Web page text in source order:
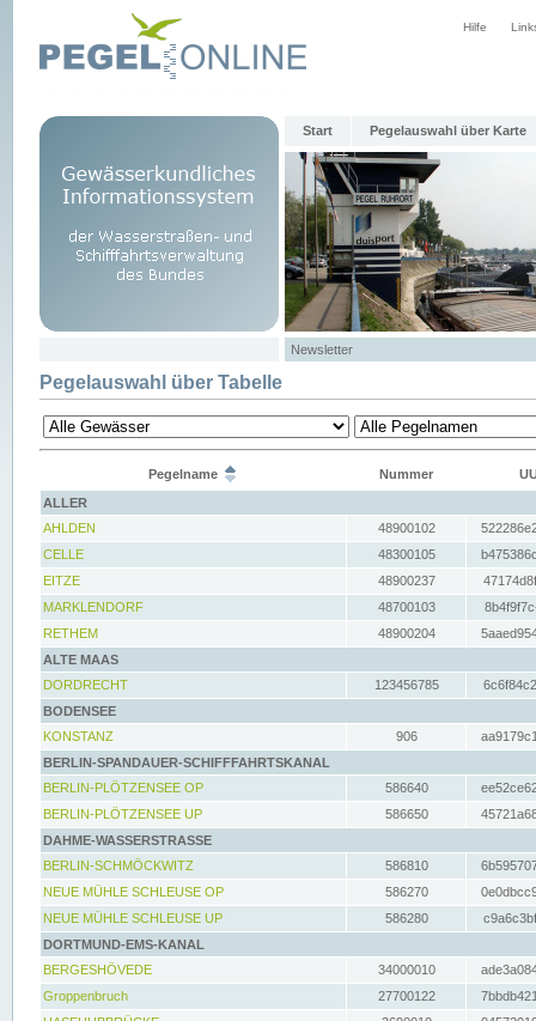
Hilfe
Start Pegelauswahl über Karte
Newsletter
Pegelauswahl über Tabelle
Pegelname Nummer
ALLER
AHLDEN
48900102
CELLE
48300105
EITZE
48900237
MARKLENDORF
48700103
RETHEM
48900204
ALTE MAAS
DORDRECHT
123456785
BODENSEE
KONSTANZ
906
BERLIN-SPANDAUER-SCHIFFFAHRTSKANAL
BERLIN-PLÖTZENSEE OP
586640
BERLIN-PLÖTZENSEE UP
586650
DAHME-WASSERSTRASSE
BERLIN-SCHMÖCKWITZ
586810
NEUE MÜHLE SCHLEUSE OP
586270
NEUE MÜHLE SCHLEUSE UP
586280
DORTMUND-EMS-KANAL
BERGESHÖVEDE
34000010
Groppenbruch
27700122